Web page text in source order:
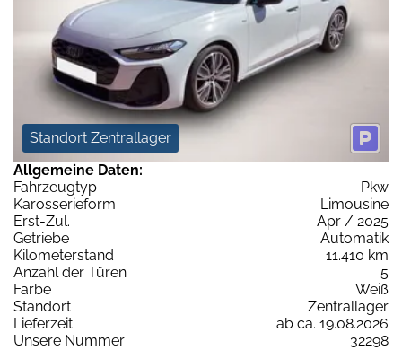
Standort Zentrallager
Allgemeine Daten:
Fahrzeugtyp
Pkw
Karosserieform
Limousine
Erst-Zul.
Apr / 2025
Getriebe
Automatik
Kilometerstand
11.410 km
Anzahl der Türen
5
Farbe
Weiß
Standort
Zentrallager
Lieferzeit
ab ca. 19.08.2026
Unsere Nummer
32298